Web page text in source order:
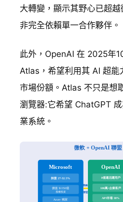
大轉變，顯示其野心已超
非完全依賴單一合作夥伴。
此外，OpenAI 在 2025年
Atlas，希望利用其 AI 超
市場份額。Atlas 不只是想
瀏覽器:它希望 ChatGPT
業系統。